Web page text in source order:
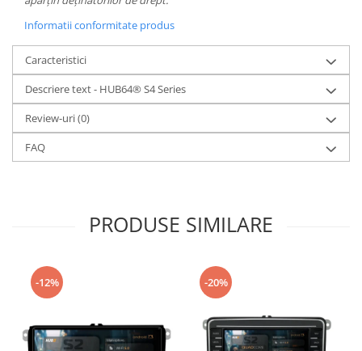
Informatii conformitate produs
Caracteristici
Descriere text - HUB64® S4 Series
Review-uri(0)
FAQ
PRODUSE SIMILARE
-12% -20%